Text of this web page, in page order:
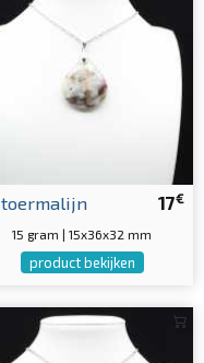
17€
toermalijn
15 gram | 15x36x32 mm
product bekijken